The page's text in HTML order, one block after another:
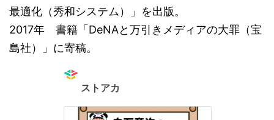
最適化（秀和システム）」を出版。
2017年 書籍「DeNAと万引きメディアの大罪（宝
島社）」に寄稿。
ストアカ